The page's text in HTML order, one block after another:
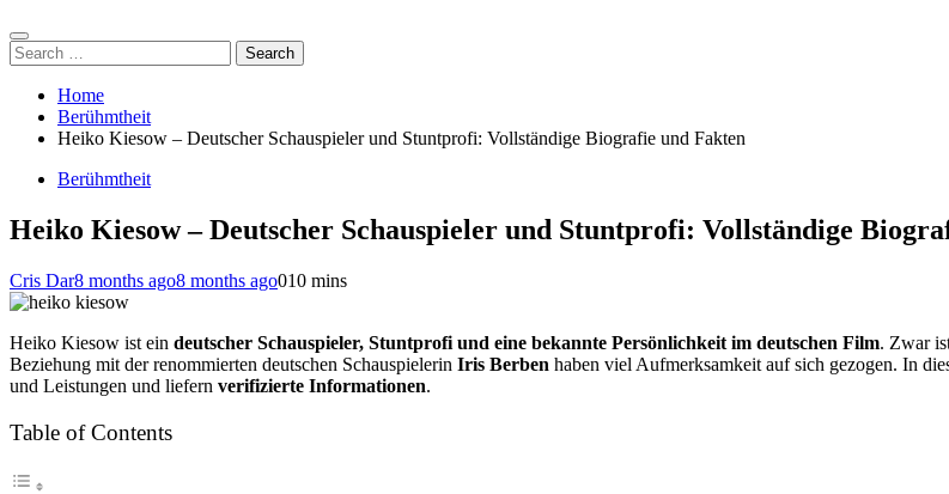
Search
for:
Home
Berühmtheit
Heiko Kiesow – Deutscher Schauspieler und Stuntprofi: Vollständige Biografie und Fakten
Berühmtheit
Heiko Kiesow – Deutscher Schauspieler und Stuntprofi: Vollständige
Cris Dar8 months ago8 months ago010 mins
Heiko Kiesow ist ein deutscher Schauspieler, Stuntprofi und eine bekannte Persönlichkeit im deutschen Film. Zwar
Beziehung mit der renommierten deutschen Schauspielerin Iris Berben haben viel Aufmerksamkeit auf sich gezogen. In
und Leistungen und liefern verifizierte Informationen.
Table of Contents